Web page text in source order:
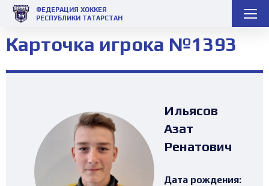
ФЕДЕРАЦИЯ ХОККЕЯ
РЕСПУБЛИКИ ТАТАРСТАН
Карточка игрока №1393
Ильясов
Азат
Ренатович
Дата рождения: